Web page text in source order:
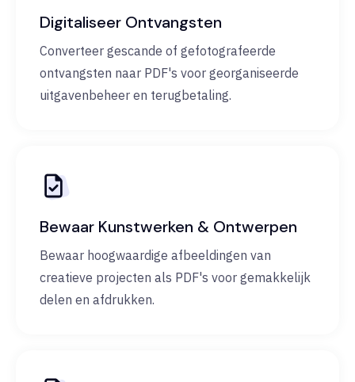
Digitaliseer Ontvangsten
Converteer gescande of gefotografeerde
ontvangsten naar PDF's voor georganiseerde
uitgavenbeheer en terugbetaling.
Bewaar Kunstwerken & Ontwerpen
Bewaar hoogwaardige afbeeldingen van
creatieve projecten als PDF's voor gemakkelijk
delen en afdrukken.